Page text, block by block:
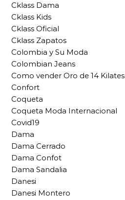
Cklass Dama
Cklass Kids
Cklass Oficial
Cklass Zapatos
Colombia y Su Moda
Colombian Jeans
Como vender Oro de 14 Kilates
Confort
Coqueta
Coqueta Moda Internacional
Covid19
Dama
Dama Cerrado
Dama Confot
Dama Sandalia
Danesi
Danesi Montero